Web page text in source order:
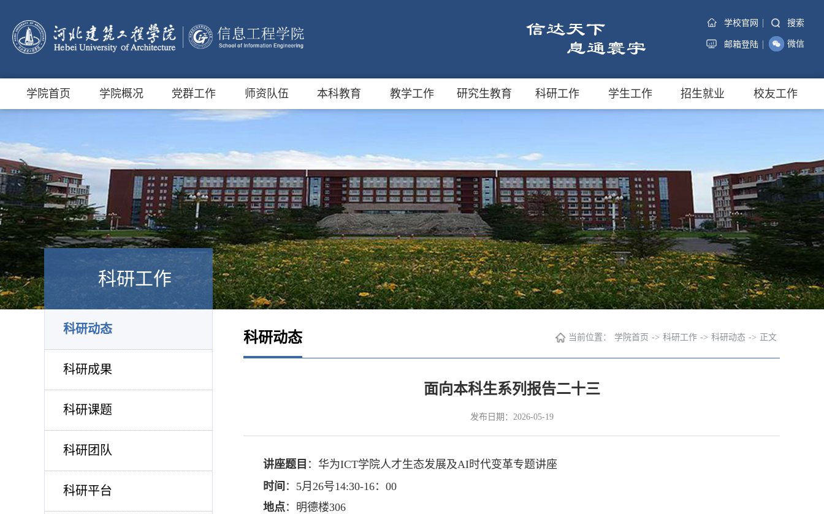
学校官网 | 搜索
邮箱登陆 | 微信
学院首页 学院概况 党群工作 师资队伍 本科教育 教学工作 研究生教育 科研工作 学生工作 招生就业 校友工作
科研工作
科研动态
科研成果
科研课题
科研团队
科研平台
科研动态 当前位置： 学院首页 -> 科研工作 -> 科研动态 -> 正文
面向本科生系列报告二十三
发布日期：2026-05-19
讲座题目 ：华为ICT学院人才生态发展及AI时代变革专题讲座
时间 ：5月26号14:30-16：00
地点：明德楼306